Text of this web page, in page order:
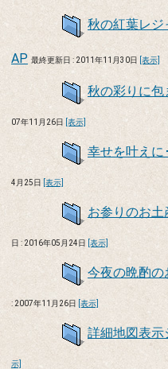
秋の紅葉レジ
AP 最終更新日 : 2011年11月30日 [表示]
秋の彩りに
07年11月26日 [表示]
幸せを叶え
4月25日 [表示]
お参りのお
日 : 2016年05月24日 [表示]
今夜の晩酌
: 2007年11月26日 [表示]
詳細地図表示
示]